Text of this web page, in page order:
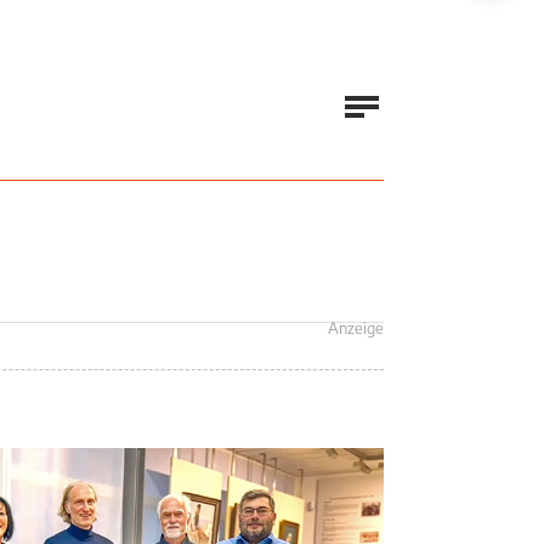
Anzeige